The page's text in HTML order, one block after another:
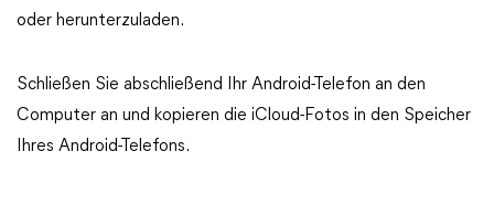
oder herunterzuladen.
Schließen Sie abschließend Ihr Android-Telefon an den
Computer an und kopieren die iCloud-Fotos in den Speicher
Ihres Android-Telefons.